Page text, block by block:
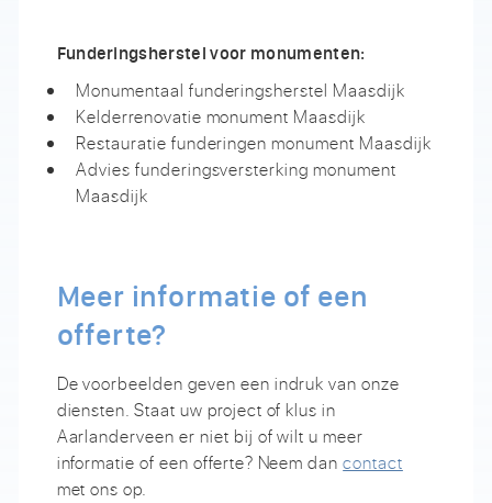
Funderingsherstel voor monumenten:
Monumentaal funderingsherstel Maasdijk
Kelderrenovatie monument Maasdijk
Restauratie funderingen monument Maasdijk
Advies funderingsversterking monument
Maasdijk
Meer informatie of een
offerte?
De voorbeelden geven een indruk van onze
diensten. Staat uw project of klus in
Aarlanderveen er niet bij of wilt u meer
informatie of een offerte? Neem dancontact
met ons op.